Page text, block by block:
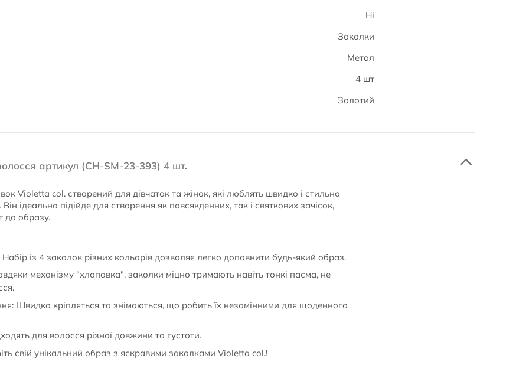
Ні
Заколки
Метал
4 шт
Золотий
артикул (CH-SM-23-393) 4 шт.
Violetta col. створений для дівчаток та жінок, які люблять швидко і стильно
ідеально підійде для створення як повсякденних, так і святкових зачісок,
до образу.
Набір із 4 заколок різних кольорів дозволяє легко доповнити будь-який образ.
механізму "хлопавка", заколки міцно тримають навіть тонкі пасма, не
Швидко кріпляться та знімаються, що робить їх незамінними для щоденного
для волосся різної довжини та густоти.
свій унікальний образ з яскравими заколками Violetta col.!